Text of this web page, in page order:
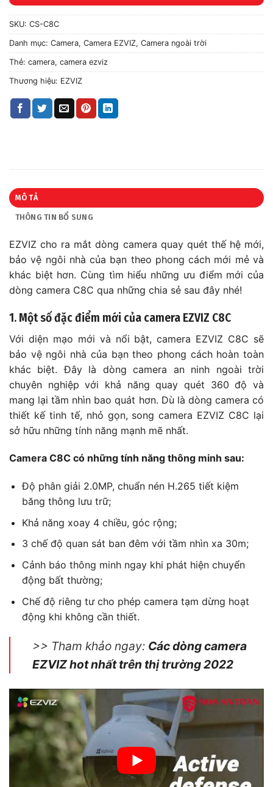
SKU: CS-C8C
Danh mục: Camera, Camera EZVIZ, Camera ngoài trời
Thẻ: camera, camera ezviz
Thương hiệu: EZVIZ
MÔ TẢ
THÔNG TIN BỔ SUNG
EZVIZ cho ra mắt dòng camera quay quét thế hệ mới,
bảo vệ ngôi nhà của bạn theo phong cách mới mẻ và
khác biệt hơn. Cùng tìm hiểu những ưu điểm mới của
dòng camera C8C qua những chia sẻ sau đây nhé!
1. Một số đặc điểm mới của camera EZVIZ C8C
Với diện mạo mới và nổi bật, camera EZVIZ C8C sẽ
bảo vệ ngôi nhà của bạn theo phong cách hoàn toàn
khác biệt. Đây là dòng camera an ninh ngoài trời
chuyên nghiệp với khả năng quay quét 360 độ và
mang lại tầm nhìn bao quát hơn. Dù là dòng camera có
thiết kế tinh tế, nhỏ gọn, song camera EZVIZ C8C lại
sở hữu những tính năng mạnh mẽ nhất.
Camera C8C có những tính năng thông minh sau:
Độ phân giải 2.0MP, chuẩn nén H.265 tiết kiệm
băng thông lưu trữ;
Khả năng xoay 4 chiều, góc rộng;
3 chế độ quan sát ban đêm với tầm nhìn xa 30m;
Cảnh báo thông minh ngay khi phát hiện chuyển
động bất thường;
Chế độ riêng tư cho phép camera tạm dừng hoạt
động khi không cần thiết.
>> Tham khảo ngay: Các dòng camera
EZVIZ hot nhất trên thị trường 2022